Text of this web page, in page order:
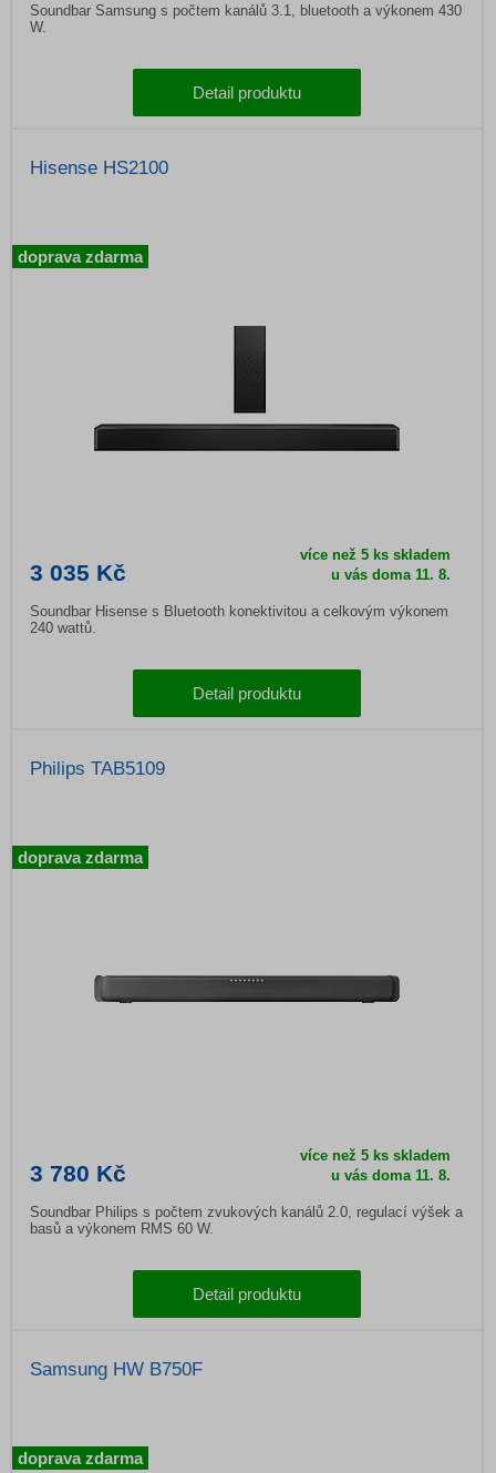
Soundbar Samsung s počtem kanálů 3.1, bluetooth a výkonem 430
W.
Detail produktu
Hisense HS2100
3 035 Kč
více než 5 ks skladem
u vás doma 11. 8.
Soundbar Hisense s Bluetooth konektivitou a celkovým výkonem
240 wattů.
Detail produktu
doprava zdarma
Philips TAB5109
3 780 Kč
více než 5 ks skladem
u vás doma 11. 8.
Soundbar Philips s počtem zvukových kanálů 2.0, regulací výšek a
basů a výkonem RMS 60 W.
Detail produktu
doprava zdarma
Samsung HW B750F
doprava zdarma